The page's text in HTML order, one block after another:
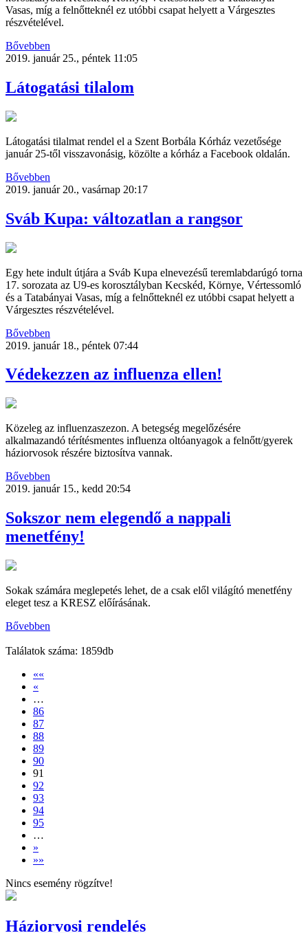
Vasas, míg a felnőtteknél ez utóbbi csapat helyett a Várgesztes
részvételével.
Bővebben
2019. január 25., péntek 11:05
Látogatási tilalom
Látogatási tilalmat rendel el a Szent Borbála Kórház vezetősége
január 25-től visszavonásig, közölte a kórház a Facebook oldalán.
Bővebben
2019. január 20., vasárnap 20:17
Sváb Kupa: változatlan a rangsor
Egy hete indult útjára a Sváb Kupa elnevezésű teremlabdarúgó torna
17. sorozata az U9-es korosztályban Kecskéd, Környe, Vértessomló
és a Tatabányai Vasas, míg a felnőtteknél ez utóbbi csapat helyett a
Várgesztes részvételével.
Bővebben
2019. január 18., péntek 07:44
Védekezzen az influenza ellen!
Közeleg az influenzaszezon. A betegség megelőzésére
alkalmazandó térítésmentes influenza oltóanyagok a felnőtt/gyerek
háziorvosok részére biztosítva vannak.
Bővebben
2019. január 15., kedd 20:54
Sokszor nem elegendő a nappali
menetfény!
Sokak számára meglepetés lehet, de a csak elől világító menetfény
eleget tesz a KRESZ előírásának.
Bővebben
Találatok száma: 1859db
««
«
…
86
87
88
89
90
91
92
93
94
95
…
»
»»
Nincs esemény rögzítve!
Háziorvosi rendelés